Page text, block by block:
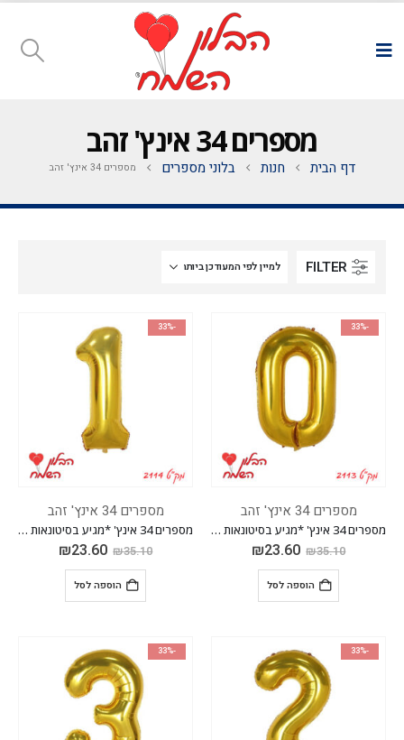
מספרים 34 אינץ' זהב
דף הבית חנות בלוני מספרים מספרים 34 אינץ' זהב
FILTER
-33%
מספרים 34 אינץ' זהב
מספרים 34 אינץ' *מגיע בסיטונאות חבילה של 5 יח'*
₪35.10
₪23.60
הוספה לסל
-33%
מספרים 34 אינץ' זהב
מספרים 34 אינץ' *מגיע בסיטונאות חבילה של 5 יח'*
₪35.10
₪23.60
הוספה לסל
-33%
-33%